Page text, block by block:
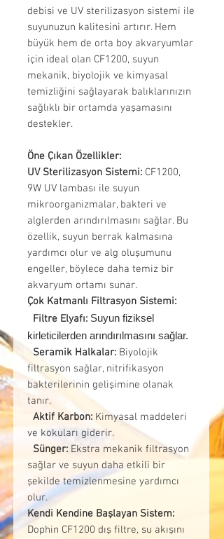
debisi ve UV sterilizasyon sistemi ile
suyunuzun kalitesini artırır. Hem
büyük hem de orta boy akvaryumlar
için ideal olan CF1200, suyun
mekanik, biyolojik ve kimyasal
temizliğini sağlayarak balıklarınızın
sağlıklı bir ortamda yaşamasını
destekler.
Öne Çıkan Özellikler:
UV Sterilizasyon Sistemi: CF1200,
9W UV lambası ile suyun
mikroorganizmalar, bakteri ve
alglerden arındırılmasını sağlar. Bu
özellik, suyun berrak kalmasına
yardımcı olur ve alg oluşumunu
engeller, böylece daha temiz bir
akvaryum ortamı sunar.
Çok Katmanlı Filtrasyon Sistemi:
Filtre Elyafı: Suyun fiziksel
kirleticilerden arındırılmasını sağlar.
Seramik Halkalar: Biyolojik
filtrasyon sağlar, nitrifikasyon
bakterilerinin gelişimine olanak
tanır.
Aktif Karbon: Kimyasal maddeleri
ve kokuları giderir.
Sünger: Ekstra mekanik filtrasyon
sağlar ve suyun daha etkili bir
şekilde temizlenmesine yardımcı
olur.
Kendi Kendine Başlayan Sistem:
Dophin CF1200 dış filtre, su akışını